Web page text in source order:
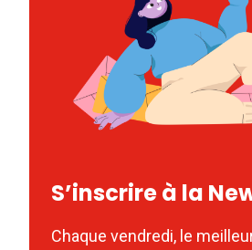
S’inscrire à la
Chaque vendredi, le